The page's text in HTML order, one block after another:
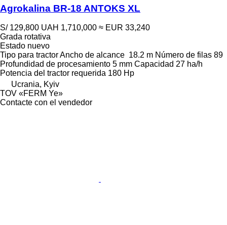
Agrokalina BR-18 ANTOKS XL
S/ 129,800 UAH 1,710,000 ≈ EUR 33,240
Grada rotativa
Estado nuevo
Tipo para tractorAncho de alcance 18.2 m Número de filas 89
Profundidad de procesamiento 5 mm Capacidad 27 ha/h
Potencia del tractor requerida 180 Hp
Ucrania, Kyiv
TOV «FERM Ye»
Contacte con el vendedor